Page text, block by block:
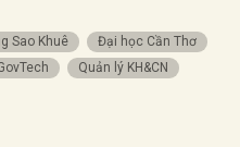
Sao Khuê
Đại học Cần Thơ
Quản lý KH&CN